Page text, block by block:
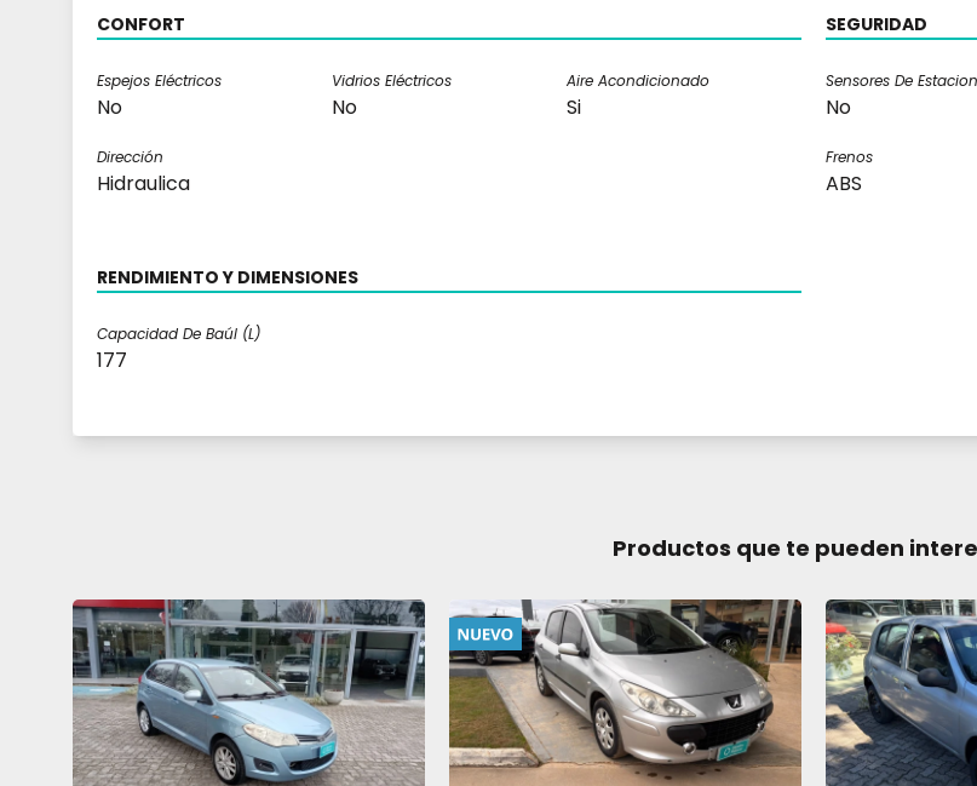
CONFORT
Espejos Eléctricos
No
Vidrios Eléctricos
No
Aire Acondicionado
Si
Dirección
Hidraulica
SEGURIDAD
Sensores De
No
Frenos
ABS
RENDIMIENTO Y DIMENSIONES
Capacidad De Baúl (l)
177
Productos que te pueden